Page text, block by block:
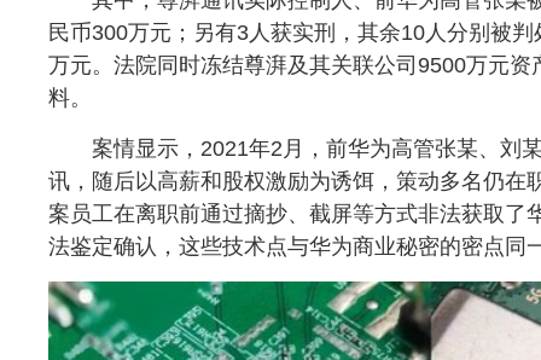
民币300万元；另有3人获实刑，其余10人分别被
万元。法院同时冻结尊湃及其关联公司9500万元
料。
案情显示，2021年2月，前华为高管张某、刘
讯，随后以高薪和股权激励为诱饵，策动多名仍在
案员工在离职前通过摘抄、截屏等方式非法获取了
法鉴定确认，这些技术点与华为商业秘密的密点同